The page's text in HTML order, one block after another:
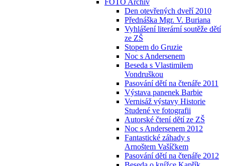
FOTO Archiv
Den otevřených dveří 2010
Přednáška Mgr. V. Buriana
Vyhlášení literární soutěže dětí
ze ZŠ
Stopem do Gruzie
Noc s Andersenem
Beseda s Vlastimilem
Vondruškou
Pasování dětí na čtenáře 2011
Výstava panenek Barbie
Vernisáž výstavy Historie
Studené ve fotografii
Autorské čtení dětí ze ZŠ
Noc s Andersenem 2012
Fantastické záhady s
Arnoštem Vašíčkem
Pasování dětí na čtenáře 2012